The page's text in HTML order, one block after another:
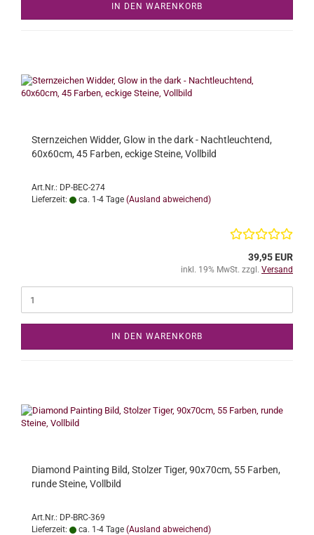
IN DEN WARENKORB
Sternzeichen Widder, Glow in the dark - Nachtleuchtend,
60x60cm, 45 Farben, eckige Steine, Vollbild
Art.Nr.: DP-BEC-274
Lieferzeit:
ca. 1-4 Tage (Ausland abweichend)
39,95 EUR
inkl. 19% MwSt. zzgl. Versand
IN DEN WARENKORB
Diamond Painting Bild, Stolzer Tiger, 90x70cm, 55 Farben,
runde Steine, Vollbild
Art.Nr.: DP-BRC-369
Lieferzeit:
ca. 1-4 Tage (Ausland abweichend)